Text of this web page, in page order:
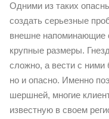
Одними из таких
создать серьезные
внешне
крупные размеры.
сложно, а вести с ними
но и опасно. Именно
шершней, многие
известную в своем